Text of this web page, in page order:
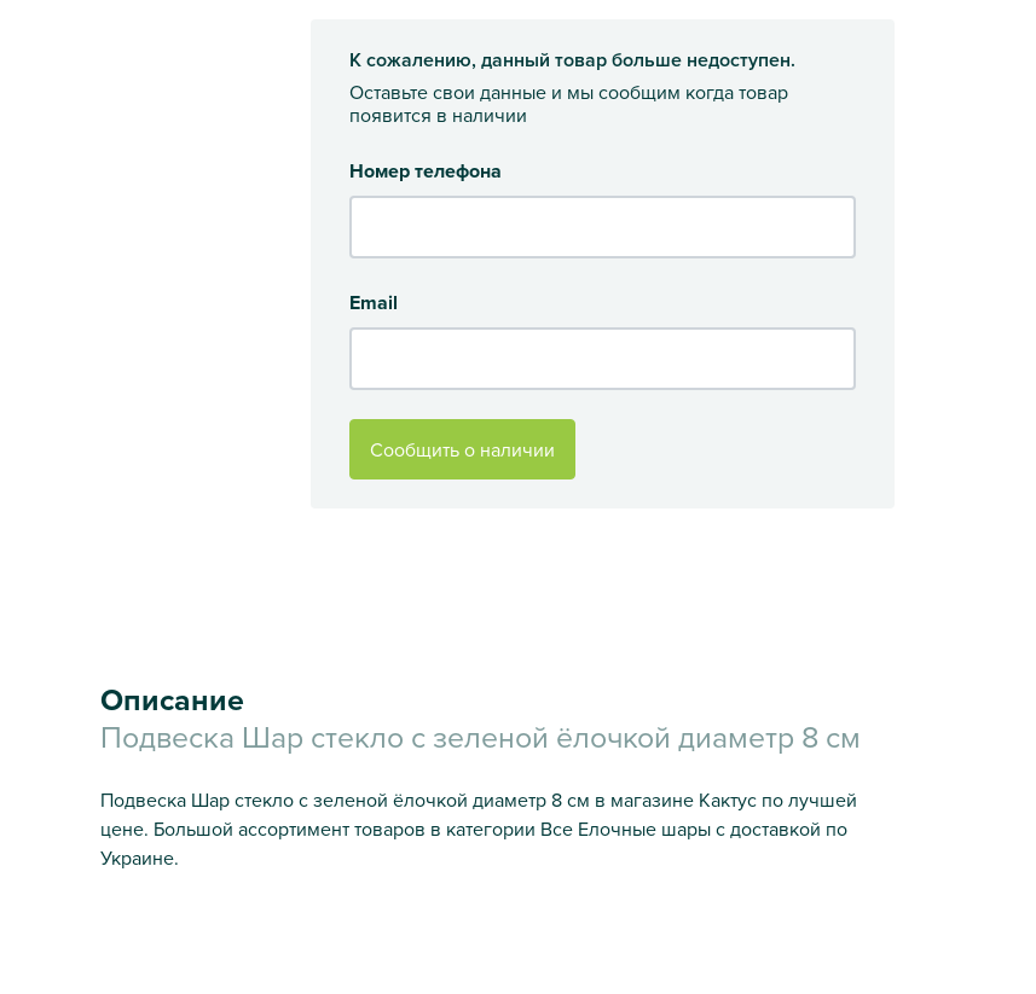
К сожалению, данный товар больше недоступен.
Оставьте свои данные и мы сообщим когда товар
появится в наличии
Номер телефона
Email
Сообщить о наличии
Описание
Подвеска Шар стекло с зеленой ёлочкой диаметр 8 см
Подвеска Шар стекло с зеленой ёлочкой диаметр 8 см в магазине Кактус по лучшей
цене. Большой ассортимент товаров в категории Все Елочные шары с доставкой по
Украине.